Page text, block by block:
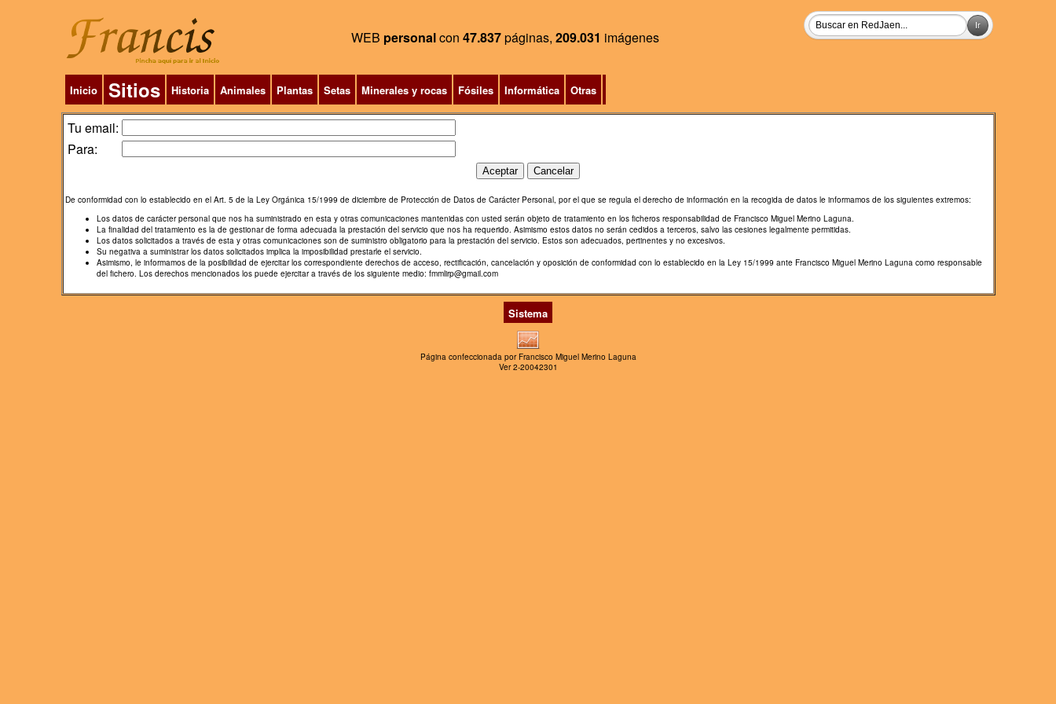
WEB personalcon 47.837páginas, 209.031 imágenes
Inicio Sitios Historia Animales Plantas Setas Minerales y rocas Fósiles Informática Otras
Tu email:
Para:
De conformidad con lo establecido en el Art. 5 de la Ley Orgánica 15/1999 de diciembre de Protección de Datos de Carácter Personal, por el que se regula el derecho de información en la recogida de datos le informamos de los siguientes extremos:
Los datos de carácter personal que nos ha suministrado en esta y otras comunicaciones mantenidas con usted serán objeto de tratamiento en los ficheros responsabilidad de Francisco Miguel Merino Laguna.
La finalidad del tratamiento es la de gestionar de forma adecuada la prestación del servicio que nos ha requerido. Asimismo estos datos no serán cedidos a terceros, salvo las cesiones legalmente permitidas.
Los datos solicitados a través de esta y otras comunicaciones son de suministro obligatorio para la prestación del servicio. Estos son adecuados, pertinentes y no excesivos.
Su negativa a suministrar los datos solicitados implica la imposibilidad prestarle el servicio.
Asimismo, le informamos de la posibilidad de ejercitar los correspondiente derechos de acceso, rectificación, cancelación y oposición de conformidad con lo establecido en la Ley 15/1999 ante Francisco Miguel Merino Laguna como responsable
del fichero. Los derechos mencionados los puede ejercitar a través de los siguiente medio: fmmlirp@gmail.com
Sistema
Página confeccionada por Francisco Miguel Merino Laguna
Ver 2-20042301